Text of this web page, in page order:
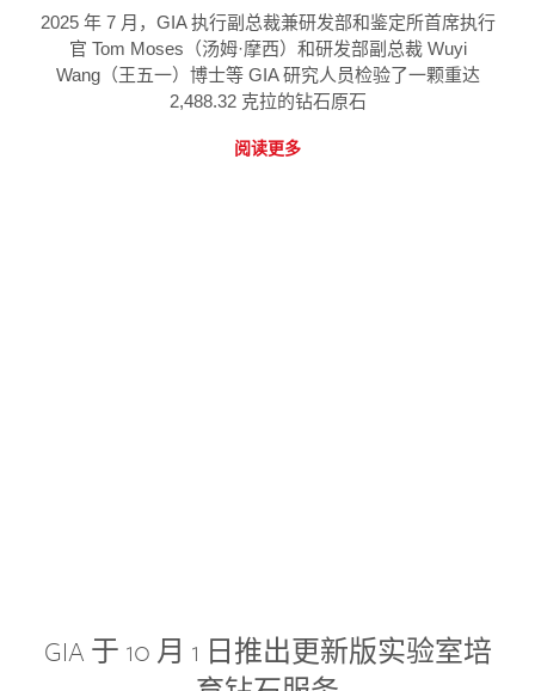
2025 年 7 月，GIA 执行副总裁兼研发部和鉴定所首席执行
官 Tom Moses（汤姆·摩西）和研发部副总裁 Wuyi
Wang（王五一）博士等 GIA 研究人员检验了一颗重达
2,488.32 克拉的钻石原石
阅读更多
GIA 于 10 月 1 日推出更新版实验室培